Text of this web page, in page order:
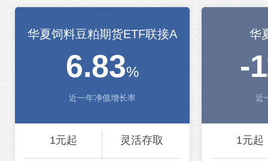
华夏饲料豆粕期货ETF联接A
6.83%
近一年净值增长率
1元起 灵活存取
华
-
近
1元起